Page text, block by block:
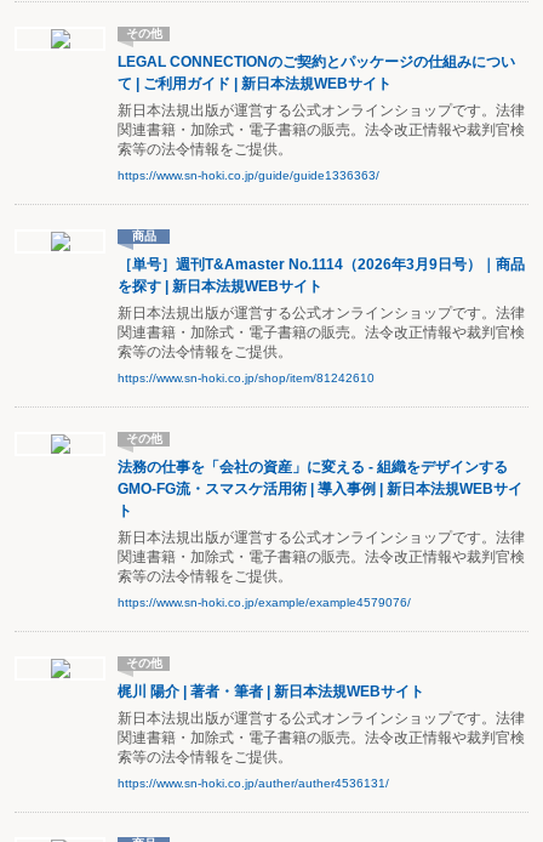
その他
LEGAL CONNECTIONのご契約とパッケージの仕組みについ
て | ご利用ガイド | 新日本法規WEBサイト
新日本法規出版が運営する公式オンラインショップです。法律
関連書籍・加除式・電子書籍の販売。法令改正情報や裁判官検
索等の法令情報をご提供。
https://www.sn-hoki.co.jp/guide/guide1336363/
商品
［単号］週刊T&Amaster No.1114（2026年3月9日号）｜商品
を探す | 新日本法規WEBサイト
新日本法規出版が運営する公式オンラインショップです。法律
関連書籍・加除式・電子書籍の販売。法令改正情報や裁判官検
索等の法令情報をご提供。
https://www.sn-hoki.co.jp/shop/item/81242610
その他
法務の仕事を「会社の資産」に変える - 組織をデザインする
GMO-FG流・スマスケ活用術 | 導入事例 | 新日本法規WEBサイ
ト
新日本法規出版が運営する公式オンラインショップです。法律
関連書籍・加除式・電子書籍の販売。法令改正情報や裁判官検
索等の法令情報をご提供。
https://www.sn-hoki.co.jp/example/example4579076/
その他
梶川 陽介 | 著者・筆者 | 新日本法規WEBサイト
新日本法規出版が運営する公式オンラインショップです。法律
関連書籍・加除式・電子書籍の販売。法令改正情報や裁判官検
索等の法令情報をご提供。
https://www.sn-hoki.co.jp/auther/auther4536131/